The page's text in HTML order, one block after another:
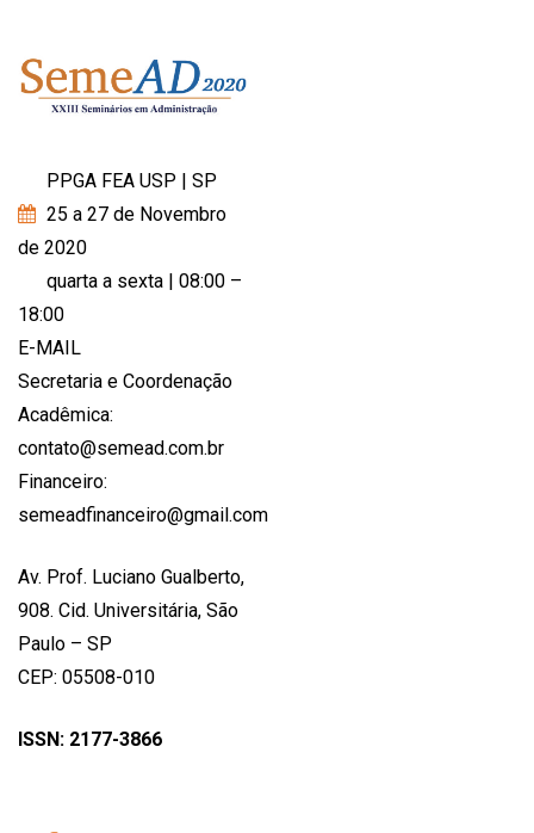
PPGA FEA USP | SP
25 a 27 de Novembro
de 2020
quarta a sexta | 08:00 –
18:00
E-MAIL
Secretaria e Coordenação
Acadêmica:
contato@semead.com.br
Financeiro:
semeadfinanceiro@gmail.com
Av. Prof. Luciano Gualberto,
908. Cid. Universitária, São
Paulo – SP
CEP: 05508-010
ISSN: 2177-3866